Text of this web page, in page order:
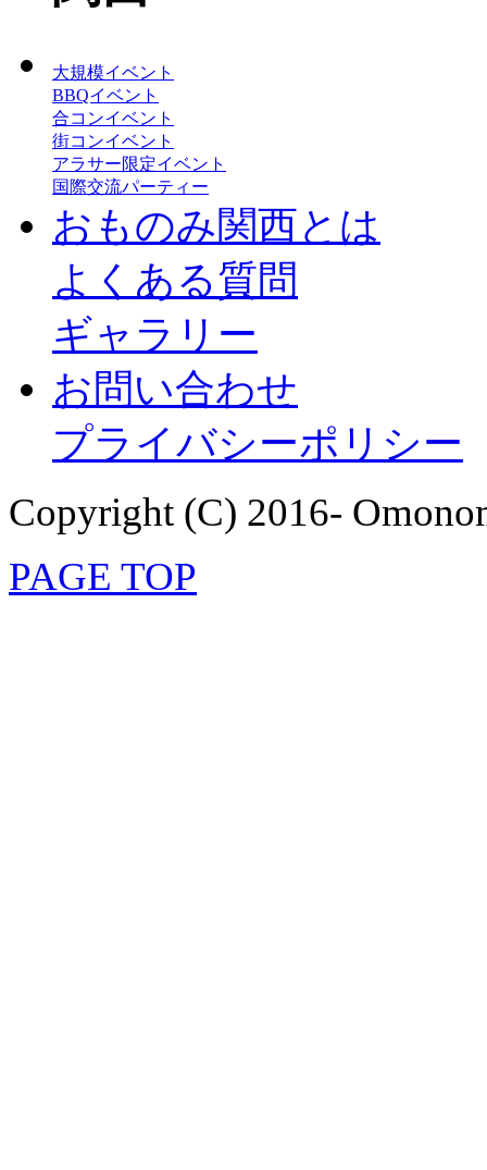
大規模イベント
BBQイベント
合コンイベント
街コンイベント
アラサー限定イベント
国際交流パーティー
おものみ関西とは
よくある質問
ギャラリー
お問い合わせ
プライバシーポリシー
Copyright (C) 2016-
PAGE TOP